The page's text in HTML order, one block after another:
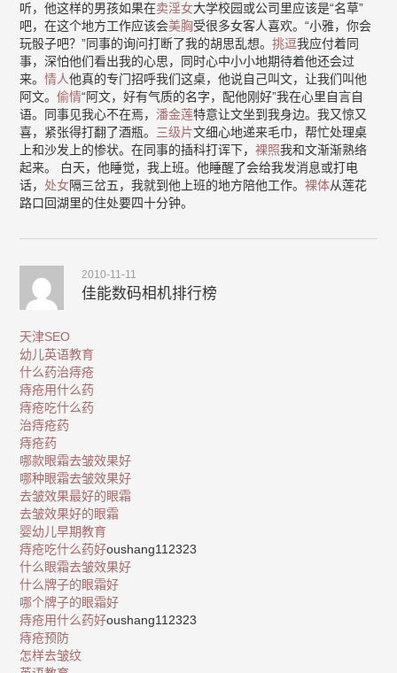
听，他这样的男孩如果在卖淫女大学校园或公司里应该是“名草”
吧，在这个地方工作应该会美胸受很多女客人喜欢。“小雅，你会
玩骰子吧？”同事的询问打断了我的胡思乱想。挑逗我应付着同
事，深怕他们看出我的心思，同时心中小小地期待着他还会过
来。情人他真的专门招呼我们这桌，他说自己叫文，让我们叫他
阿文。偷情“阿文，好有气质的名字，配他刚好”我在心里自言自
语。同事见我心不在焉， 潘金莲特意让文坐到我身边。我又惊又
喜，紧张得打翻了酒瓶。 三级片文细心地递来毛巾，帮忙处理桌
上和沙发上的惨状。在同事的插科打诨下，裸照我和文渐渐熟络
起来。 白天，他睡觉，我上班。他睡醒了会给我发消息或打电
话， 处女隔三岔五，我就到他上班的地方陪他工作。裸体从莲花
路口回湖里的住处要四十分钟。
2010-11-11
佳能数码相机排行榜
天津SEO
幼儿英语教育
什么药治痔疮
痔疮用什么药
痔疮吃什么药
治痔疮药
痔疮药
哪款眼霜去皱效果好
哪种眼霜去皱效果好
去皱效果最好的眼霜
去皱效果好的眼霜
婴幼儿早期教育
痔疮吃什么药好oushang112323
什么眼霜去皱效果好
什么牌子的眼霜好
哪个牌子的眼霜好
痔疮用什么药好oushang112323
痔疮预防
怎样去皱纹